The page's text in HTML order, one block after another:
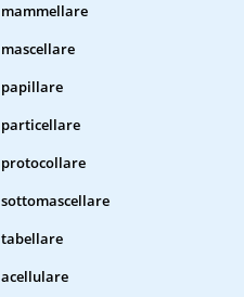
mammellare
mascellare
papillare
particellare
protocollare
sottomascellare
tabellare
acellulare